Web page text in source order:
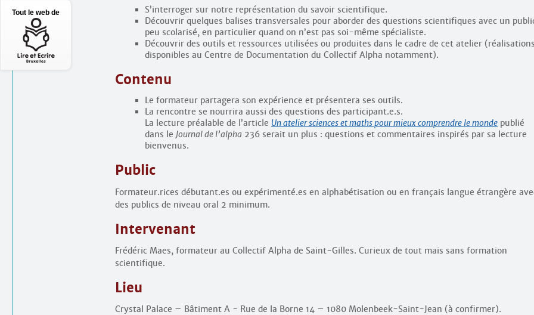
S’interroger sur notre représentation du savoir scientifique.
Découvrir quelques balises transversales pour aborder des questions scientifiques avec un
peu scolarisé, en particulier quand on n’est pas soi-même spécialiste.
Découvrir des outils et ressources utilisées ou produites dans le cadre de cet atelier (réalisations
disponibles au Centre de Documentation du Collectif Alpha notamment).
Contenu
Le formateur partagera son expérience et présentera ses outils.
La rencontre se nourrira aussi des questions des participant.e.s.
La lecture préalable de l’article Un atelier sciences et maths pour mieux comprendre le monde publié
dans le Journal de l’alpha 236 serait un plus : questions et commentaires inspirés par sa lecture
bienvenus.
Public
Formateur.rices débutant.es ou expérimenté.es en alphabétisation ou en français langue étrangère
des publics de niveau oral 2 minimum.
Intervenant
Frédéric Maes, formateur au Collectif Alpha de Saint-Gilles. Curieux de tout mais sans formation
scientifique.
Lieu
Crystal Palace – Bâtiment A - Rue de la Borne 14 – 1080 Molenbeek-Saint-Jean (à confirmer).
Tout le web de